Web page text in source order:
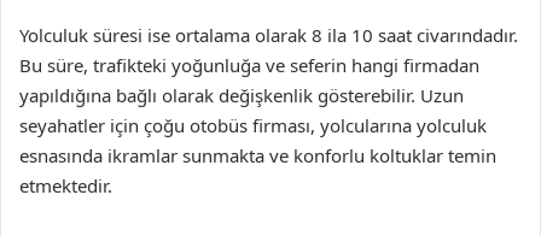
Yolculuk süresi ise ortalama olarak 8 ila 10 saat civarındadır.
Bu süre, trafikteki yoğunluğa ve seferin hangi firmadan
yapıldığına bağlı olarak değişkenlik gösterebilir. Uzun
seyahatler için çoğu otobüs firması, yolcularına yolculuk
esnasında ikramlar sunmakta ve konforlu koltuklar temin
etmektedir.